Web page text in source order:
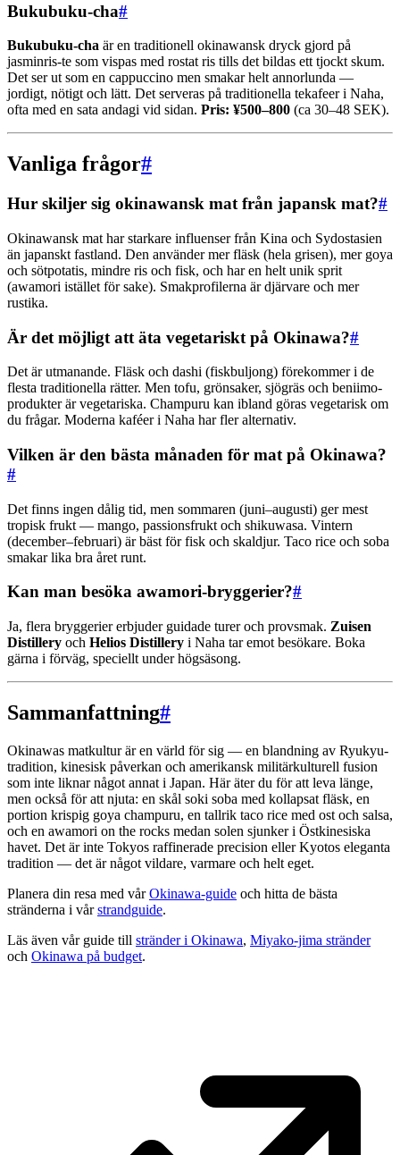
Bukubuku-cha#
Bukubuku-cha är en traditionell okinawansk dryck gjord på
jasminris-te som vispas med rostat ris tills det bildas ett tjockt skum.
Det ser ut som en cappuccino men smakar helt annorlunda —
jordigt, nötigt och lätt. Det serveras på traditionella tekafeer i Naha,
ofta med en sata andagi vid sidan. Pris: ¥500–800 (ca 30–48 SEK).
Vanliga frågor#
Hur skiljer sig okinawansk mat från japansk mat?#
Okinawansk mat har starkare influenser från Kina och Sydostasien
än japanskt fastland. Den använder mer fläsk (hela grisen), mer goya
och sötpotatis, mindre ris och fisk, och har en helt unik sprit
(awamori istället för sake). Smakprofilerna är djärvare och mer
rustika.
Är det möjligt att äta vegetariskt på Okinawa?#
Det är utmanande. Fläsk och dashi (fiskbuljong) förekommer i de
flesta traditionella rätter. Men tofu, grönsaker, sjögräs och beniimo-
produkter är vegetariska. Champuru kan ibland göras vegetarisk om
du frågar. Moderna kaféer i Naha har fler alternativ.
Vilken är den bästa månaden för mat på Okinawa?
#
Det finns ingen dålig tid, men sommaren (juni–augusti) ger mest
tropisk frukt — mango, passionsfrukt och shikuwasa. Vintern
(december–februari) är bäst för fisk och skaldjur. Taco rice och soba
smakar lika bra året runt.
Kan man besöka awamori-bryggerier?#
Ja, flera bryggerier erbjuder guidade turer och provsmak. Zuisen
Distillery och Helios Distillery i Naha tar emot besökare. Boka
gärna i förväg, speciellt under högsäsong.
Sammanfattning#
Okinawas matkultur är en värld för sig — en blandning av Ryukyu-
tradition, kinesisk påverkan och amerikansk militärkulturell fusion
som inte liknar något annat i Japan. Här äter du för att leva länge,
men också för att njuta: en skål soki soba med kollapsat fläsk, en
portion krispig goya champuru, en tallrik taco rice med ost och salsa,
och en awamori on the rocks medan solen sjunker i Östkinesiska
havet. Det är inte Tokyos raffinerade precision eller Kyotos eleganta
tradition — det är något vildare, varmare och helt eget.
Planera din resa med vårOkinawa-guide och hitta de bästa
stränderna i vårstrandguide.
Läs även vår guide till stränder i Okinawa, Miyako-jima stränder
och Okinawa på budget.